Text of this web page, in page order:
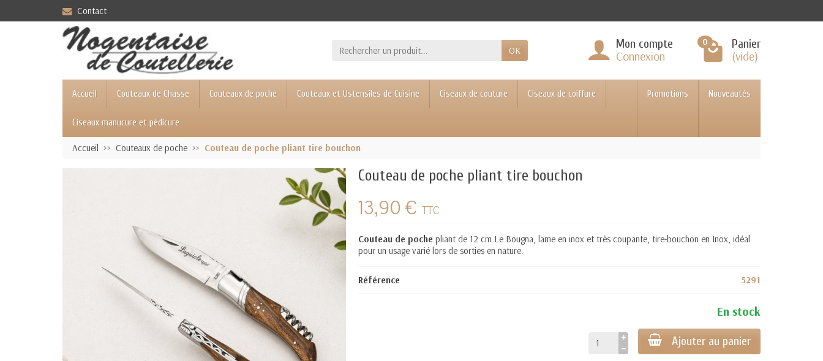
Contact
OK Mon compte
Connexion
0 Panier
(vide)
Accueil Couteaux de Chasse Couteaux de poche Couteaux et Ustensiles de Cuisine Ciseaux de couture Ciseaux de coiffure
Ciseaux manucure et pédicure
Promotions Nouveautés
Accueil Couteaux de poche Couteau de poche pliant tire bouchon
Couteau de poche pliant tire bouchon
13,90 €TTC
Couteau de poche pliant de 12 cm Le Bougna, lame en inox et très coupante, tire-bouchon en Inox, idéal
pour un usage varié lors de sorties en nature.
Référence 5291
En stock
Ajouter au panier